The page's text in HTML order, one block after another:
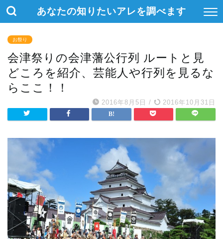
あなたの知りたいアレを調べます
お祭り
会津祭りの会津藩公行列 ルートと見
どころを紹介、芸能人や行列を見るな
らここ！！
2016年8月5日 / 2016年10月31日